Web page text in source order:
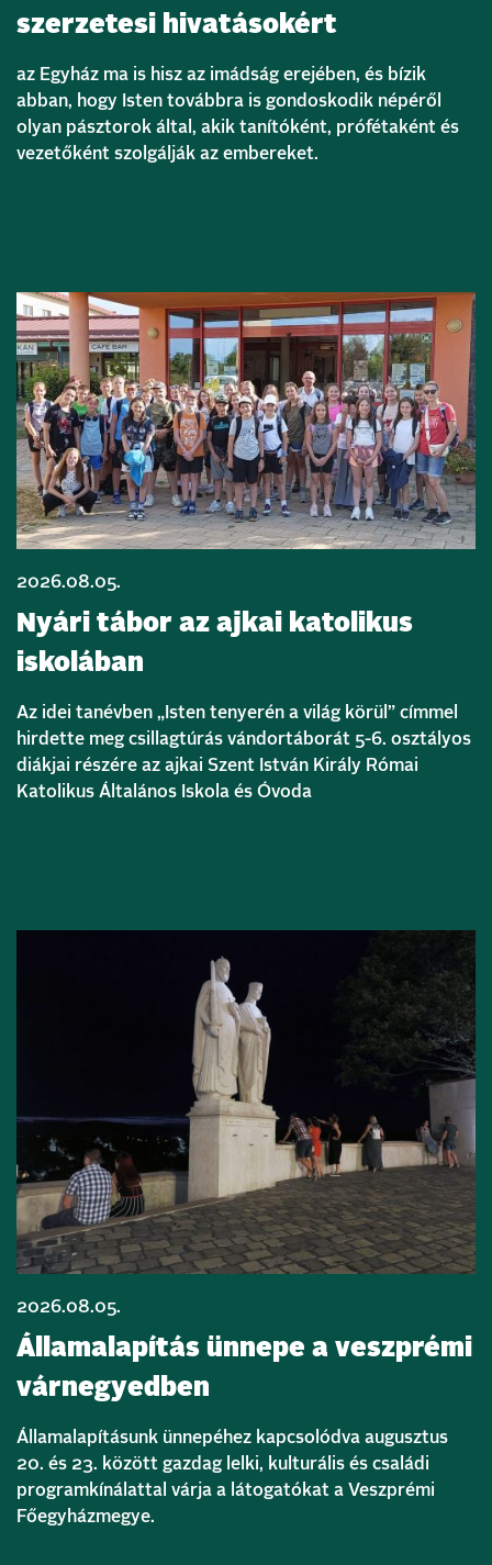
szerzetesi hivatásokért
az Egyház ma is hisz az imádság erejében, és bízik
abban, hogy Isten továbbra is gondoskodik népéről
olyan pásztorok által, akik tanítóként, prófétaként és
vezetőként szolgálják az embereket.
2026.08.05.
Nyári tábor az ajkai katolikus
iskolában
Az idei tanévben „Isten tenyerén a világ körül” címmel
hirdette meg csillagtúrás vándortáborát 5-6. osztályos
diákjai részére az ajkai Szent István Király Római
Katolikus Általános Iskola és Óvoda
2026.08.05.
Államalapítás ünnepe a veszprémi
várnegyedben
Államalapításunk ünnepéhez kapcsolódva augusztus
20. és 23. között gazdag lelki, kulturális és családi
programkínálattal várja a látogatókat a Veszprémi
Főegyházmegye.